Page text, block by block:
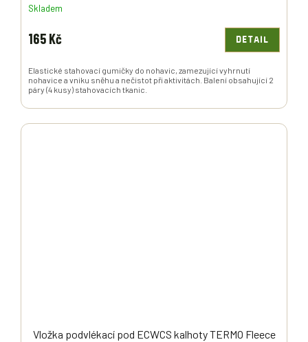
Skladem
165 Kč DETAIL
Elastické stahovací gumičky do nohavic, zamezující vyhrnutí
nohavice a vniku sněhu a nečistot při aktivitách. Balení obsahující 2
páry (4 kusy) stahovacích tkanic.
Vložka podvlékací pod ECWCS kalhoty TERMO Fleece